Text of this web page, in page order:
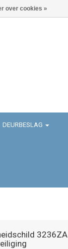
DEURBESLAG
3236ZA
over cookies »